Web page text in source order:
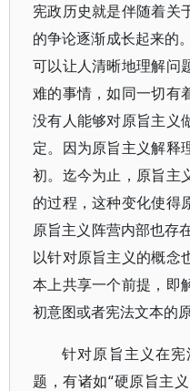
宪政历史就是伴随着关
的争论逐渐成长起来的
可以让人清晰地理解问
难的事情，如同一切有
没有人能够对原旨主义
定。因为原旨主义解释
初。迄今为止，原旨主
的过程，这种变化使得
原旨主义阵营内部也存
以针对原旨主义的概念
本上共享一个前提，即
初意图或者宪法文本的原
针对原旨主义在
题，有诸如“硬原旨主